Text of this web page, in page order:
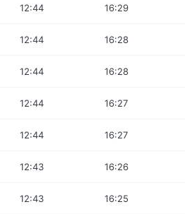
12:44 16:29
12:44 16:28
12:44 16:28
12:44 16:27
12:44 16:27
12:43 16:26
12:43 16:25